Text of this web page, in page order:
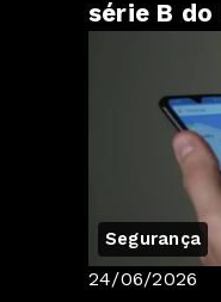
série B do
Segurança
24/06/2026